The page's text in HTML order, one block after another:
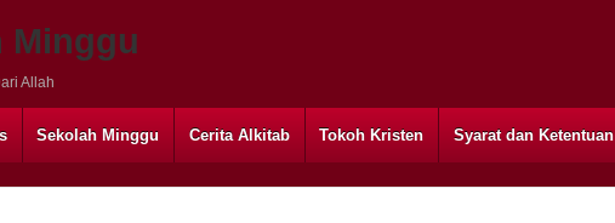
Minggu
Allah
Sekolah Minggu Cerita Alkitab Tokoh Kristen Syarat dan Ketentuan